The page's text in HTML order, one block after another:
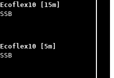
Ecoflex10 [15m]
SSB
Ecoflex10 [5m]
SSB